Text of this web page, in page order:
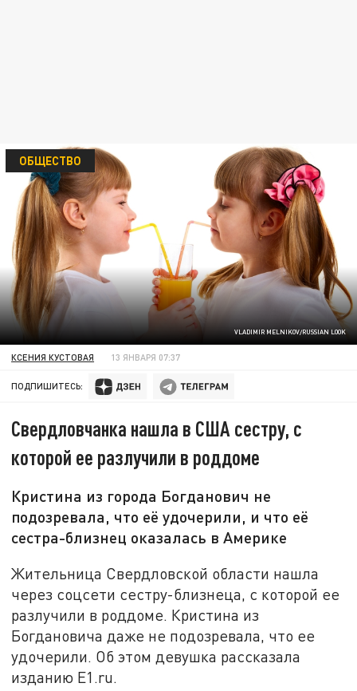
VLADIMIR MELNIKOV/RUSSIAN LOOK
ОБЩЕСТВО
КСЕНИЯ КУСТОВАЯ 13 ЯНВАРЯ 07:37
ПОДПИШИТЕСЬ:
Свердловчанка нашла в США сестру, с
которой ее разлучили в роддоме
Кристина из города Богданович не
подозревала, что её удочерили, и что её
сестра-близнец оказалась в Америке
Жительница Свердловской области нашла
через соцсети сестру-близнеца, с которой ее
разлучили в роддоме. Кристина из
Богдановича даже не подозревала, что ее
удочерили. Об этом девушка рассказала
изданию E1.ru.